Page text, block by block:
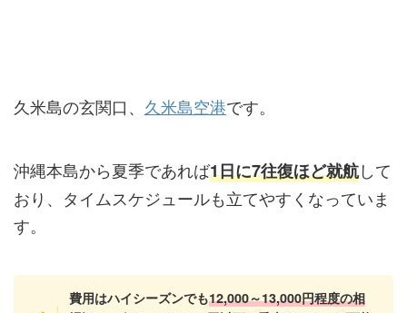
久米島の玄関口、 久米島空港です。
沖縄本島から夏季であれば1日に7往復ほど就航して
おり、タイムスケジュールも立てやすくなっていま
す。
費用はハイシーズンでも12,000～13,000円程度の相